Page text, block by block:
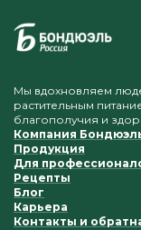
Мы вдохновляем
растительным
благополучия и
Компания
Продукция
Для
Рецепты
Блог
Карьера
Контакты и